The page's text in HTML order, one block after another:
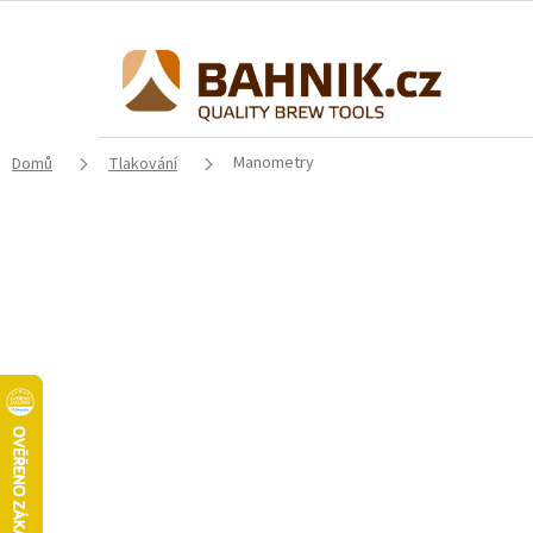
Domů Tlakování Manometry